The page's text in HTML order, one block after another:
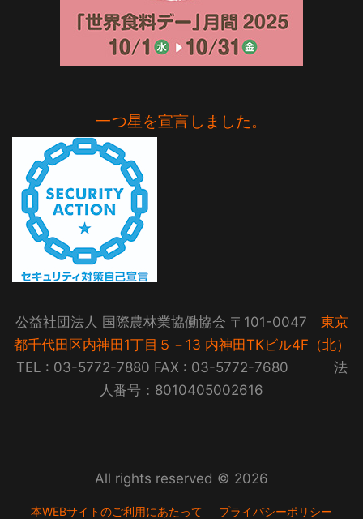
一つ星を宣言しました。
公益社団法人 国際農林業協働協会 〒101-0047 東京
都千代田区内神田1丁目５－13 内神田TKビル4F（北）
TEL : 03-5772-7880 FAX : 03-5772-7680 法
人番号：8010405002616
All rights reserved © 2026
本WEBサイトのご利用にあたって プライバシーポリシー